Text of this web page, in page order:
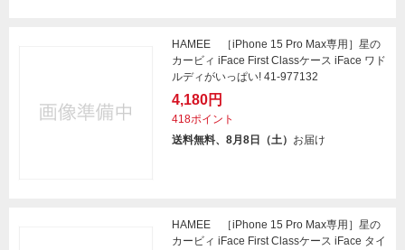
HAMEE ［iPhone 15 Pro Max専用］星の
カービィ iFace First Classケース iFace ワド
ルディがいっぱい! 41-977132
4,180円
418ポイント
送料無料、8月8日（土） お届け
HAMEE ［iPhone 15 Pro Max専用］星の
カービィ iFace First Classケース iFace タイ